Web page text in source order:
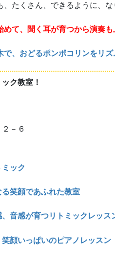
たくさん、できるように、な
て、聞く耳が育つから演奏も
、おどるポンポコリンをリズ
ク教室！
－６
ック
笑顔であふれた教室
音感が育つリトミックレッス
顔いっぱいのピアノレッスン